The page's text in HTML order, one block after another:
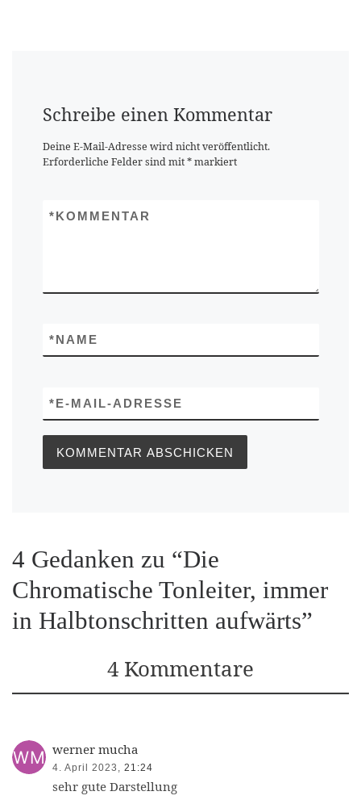
Schreibe einen Kommentar
Deine E-Mail-Adresse wird nicht veröffentlicht.
Erforderliche Felder sind mit*markiert
KOMMENTAR
*
NAME
*
E-MAIL-ADRESSE
*
4 Gedanken zu “Die
Chromatische Tonleiter, immer
in Halbtonschritten aufwärts”
4 Kommentare
werner mucha
4. April 2023, 21:24
sehr gute Darstellung